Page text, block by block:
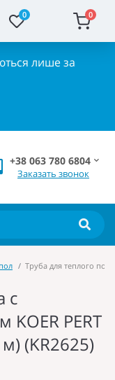
0 0
лише за
+38 063 780 6804
Заказать звонок
Труба для теплого
с
PERT
(KR2625)